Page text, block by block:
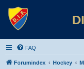
FAQ
Forumindex Hockey